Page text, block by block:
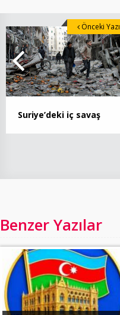
Suriye’deki iç savaş
Önceki Yazı
Benzer Yazılar